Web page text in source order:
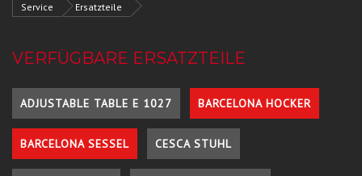
Service Ersatzteile
VERFÜGBARE ERSATZTEILE
ADJUSTABLE TABLE E 1027 BARCELONA HOCKER
BARCELONA SESSEL CESCA STUHL